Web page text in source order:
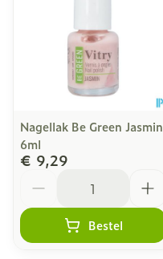
Nagellak Be Green Jasmin
6ml
€ 9,29
Bestel